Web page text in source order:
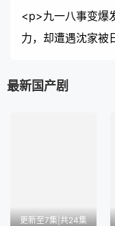
<p>九一八事变爆
力，却遭遇沈家被
一劫，忍痛和初恋
的兰亭舒爱上了华
最新国产剧
更新至7集|共24集